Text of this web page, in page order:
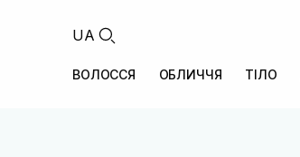
UA
ВОЛОССЯ ОБЛИЧЧЯ ТІЛО